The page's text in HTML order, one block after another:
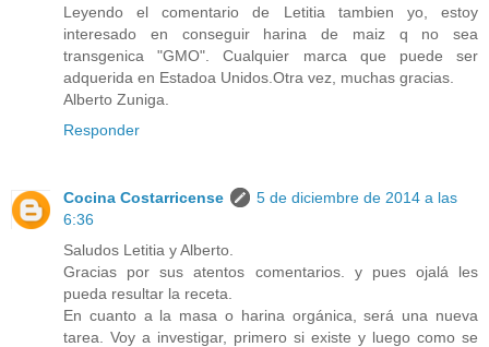
Leyendo el comentario de Letitia tambien yo, estoy
interesado en conseguir harina de maiz q no sea
transgenica "GMO". Cualquier marca que puede ser
adquerida en Estadoa Unidos.Otra vez, muchas gracias.
Alberto Zuniga.
Responder
Cocina Costarricense
5 de diciembre de 2014 a las
6:36
Saludos Letitia y Alberto.
Gracias por sus atentos comentarios. y pues ojalá les
pueda resultar la receta.
En cuanto a la masa o harina orgánica, será una nueva
tarea. Voy a investigar, primero si existe y luego como se